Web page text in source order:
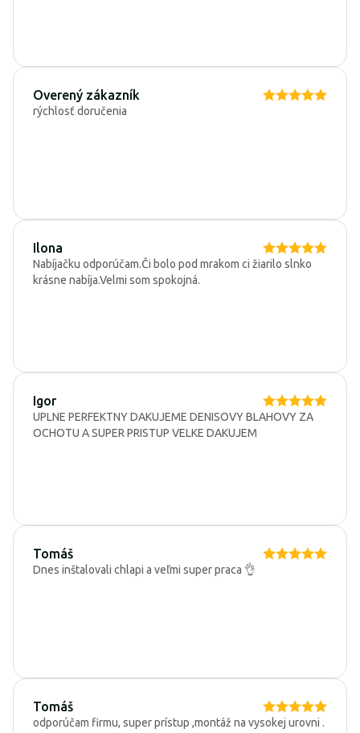
Overený zákazník
rýchlosť doručenia
Ilona
Nabíjačku odporúčam.Či bolo pod mrakom ci žiarilo slnko
krásne nabíja.Velmi som spokojná.
Igor
UPLNE PERFEKTNY DAKUJEME DENISOVY BLAHOVY ZA
OCHOTU A SUPER PRISTUP VELKE DAKUJEM
Tomáš
Dnes inštalovali chlapi a veľmi super praca 👌
Tomáš
odporúčam firmu, super prístup ,montáž na vysokej urovni .